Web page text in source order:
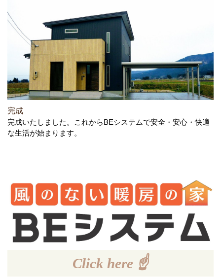
完成
完成いたしました。これからBEシステムで安全・安心・快適
な生活が始まります。
Click here ☝